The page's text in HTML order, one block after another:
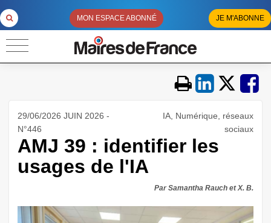
MON ESPACE ABONNÉ JE M'ABONNE
29/06/2026 JUIN 2026 -
N°446
IA, Numérique, réseaux
sociaux
AMJ 39 : identifier les
usages de l'IA
Par Samantha Rauch et X. B.